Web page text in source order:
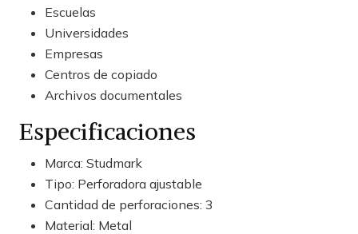
Escuelas
Universidades
Empresas
Centros de copiado
Archivos documentales
Especificaciones
Marca: Studmark
Tipo: Perforadora ajustable
Cantidad de perforaciones: 3
Material: Metal